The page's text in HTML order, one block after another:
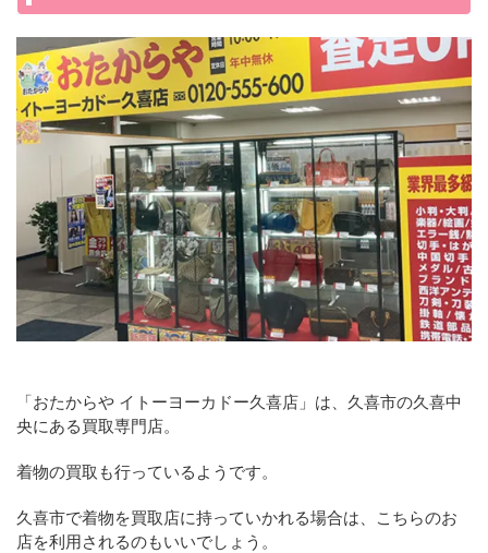
「おたからや イトーヨーカドー久喜店」は、久喜市の久喜中
央にある買取専門店。
着物の買取も行っているようです。
久喜市で着物を買取店に持っていかれる場合は、こちらのお
店を利用されるのもいいでしょう。